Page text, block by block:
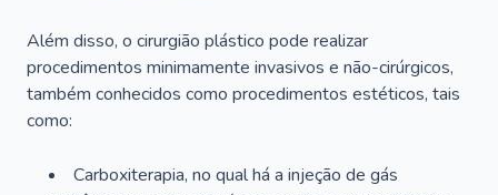
Além disso, o cirurgião plástico pode realizar
procedimentos minimamente invasivos e não-cirúrgicos,
também conhecidos como procedimentos estéticos, tais
como:
Carboxiterapia, no qual há a injeção de gás